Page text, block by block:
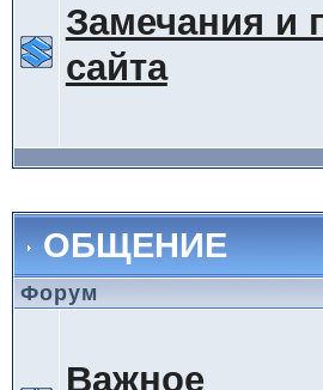
Замечания и
сайта
ОБЩЕНИЕ
Форум
Важное